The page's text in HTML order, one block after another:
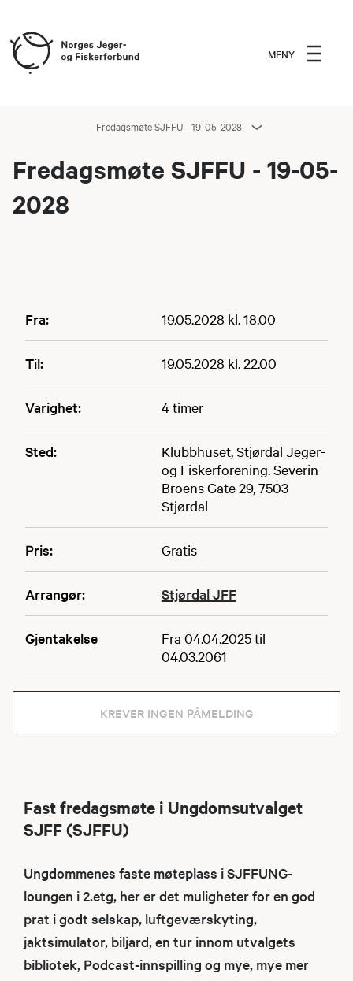
MENY
Fredagsmøte SJFFU - 19-05-2028
Fredagsmøte SJFFU - 19-05-
2028
Fra: 19.05.2028 kl. 18.00
Til: 19.05.2028 kl. 22.00
Varighet: 4 timer
Sted:
Klubbhuset, Stjørdal Jeger-
og Fiskerforening. Severin
Broens Gate 29, 7503
Stjørdal
Pris: Gratis
Arrangør: Stjørdal JFF
Gjentakelse
Fra 04.04.2025 til
04.03.2061
KREVER INGEN PÅMELDING
Fast fredagsmøte i Ungdomsutvalget
SJFF (SJFFU)
Ungdommenes faste møteplass i SJFFUNG-
loungen i 2.etg, her er det muligheter for en god
prat i godt selskap, luftgeværskyting,
jaktsimulator, biljard, en tur innom utvalgets
bibliotek, Podcast-innspilling og mye, mye mer